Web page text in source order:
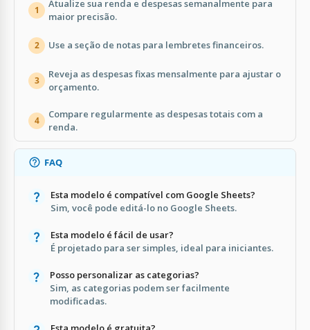
1
Atualize sua renda e despesas semanalmente para
maior precisão.
2 Use a seção de notas para lembretes financeiros.
3
Reveja as despesas fixas mensalmente para ajustar o
orçamento.
4
Compare regularmente as despesas totais com a
renda.
FAQ
Esta modelo é compatível com Google Sheets?
Sim, você pode editá-lo no Google Sheets.
Esta modelo é fácil de usar?
É projetado para ser simples, ideal para iniciantes.
Posso personalizar as categorias?
Sim, as categorias podem ser facilmente
modificadas.